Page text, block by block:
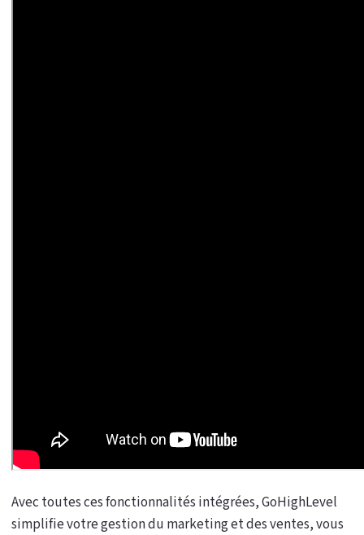
Avec toutes ces fonctionnalités intégrées, GoHighLevel
simplifie votre gestion du marketing et des ventes, vous